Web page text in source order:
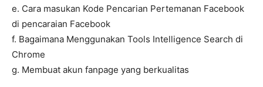
e. Cara masukan Kode Pencarian Pertemanan Facebook
di pencaraian Facebook
f. Bagaimana Menggunakan Tools Intelligence Search di
Chrome
g. Membuat akun fanpage yang berkualitas